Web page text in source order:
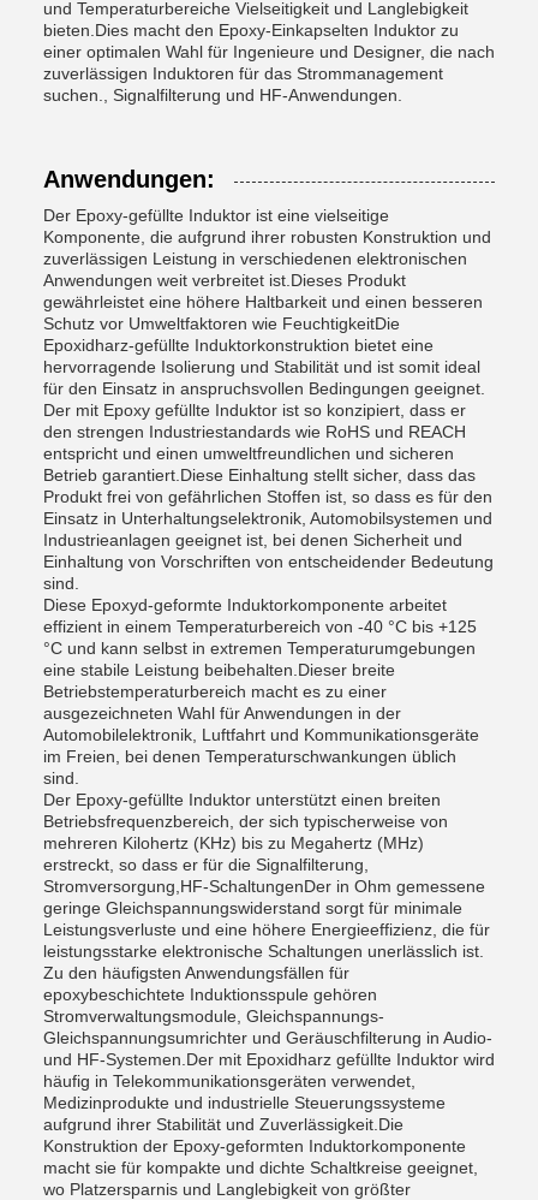
und Temperaturbereiche Vielseitigkeit und Langlebigkeit
bieten.Dies macht den Epoxy-Einkapselten Induktor zu
einer optimalen Wahl für Ingenieure und Designer, die nach
zuverlässigen Induktoren für das Strommanagement
suchen., Signalfilterung und HF-Anwendungen.
Anwendungen:
Der Epoxy-gefüllte Induktor ist eine vielseitige
Komponente, die aufgrund ihrer robusten Konstruktion und
zuverlässigen Leistung in verschiedenen elektronischen
Anwendungen weit verbreitet ist.Dieses Produkt
gewährleistet eine höhere Haltbarkeit und einen besseren
Schutz vor Umweltfaktoren wie FeuchtigkeitDie
Epoxidharz-gefüllte Induktorkonstruktion bietet eine
hervorragende Isolierung und Stabilität und ist somit ideal
für den Einsatz in anspruchsvollen Bedingungen geeignet.
Der mit Epoxy gefüllte Induktor ist so konzipiert, dass er
den strengen Industriestandards wie RoHS und REACH
entspricht und einen umweltfreundlichen und sicheren
Betrieb garantiert.Diese Einhaltung stellt sicher, dass das
Produkt frei von gefährlichen Stoffen ist, so dass es für den
Einsatz in Unterhaltungselektronik, Automobilsystemen und
Industrieanlagen geeignet ist, bei denen Sicherheit und
Einhaltung von Vorschriften von entscheidender Bedeutung
sind.
Diese Epoxyd-geformte Induktorkomponente arbeitet
effizient in einem Temperaturbereich von -40 °C bis +125
°C und kann selbst in extremen Temperaturumgebungen
eine stabile Leistung beibehalten.Dieser breite
Betriebstemperaturbereich macht es zu einer
ausgezeichneten Wahl für Anwendungen in der
Automobilelektronik, Luftfahrt und Kommunikationsgeräte
im Freien, bei denen Temperaturschwankungen üblich
sind.
Der Epoxy-gefüllte Induktor unterstützt einen breiten
Betriebsfrequenzbereich, der sich typischerweise von
mehreren Kilohertz (KHz) bis zu Megahertz (MHz)
erstreckt, so dass er für die Signalfilterung,
Stromversorgung,HF-SchaltungenDer in Ohm gemessene
geringe Gleichspannungswiderstand sorgt für minimale
Leistungsverluste und eine höhere Energieeffizienz, die für
leistungsstarke elektronische Schaltungen unerlässlich ist.
Zu den häufigsten Anwendungsfällen für
epoxybeschichtete Induktionsspule gehören
Stromverwaltungsmodule, Gleichspannungs-
Gleichspannungsumrichter und Geräuschfilterung in Audio-
und HF-Systemen.Der mit Epoxidharz gefüllte Induktor wird
häufig in Telekommunikationsgeräten verwendet,
Medizinprodukte und industrielle Steuerungssysteme
aufgrund ihrer Stabilität und Zuverlässigkeit.Die
Konstruktion der Epoxy-geformten Induktorkomponente
macht sie für kompakte und dichte Schaltkreise geeignet,
wo Platzersparnis und Langlebigkeit von größter